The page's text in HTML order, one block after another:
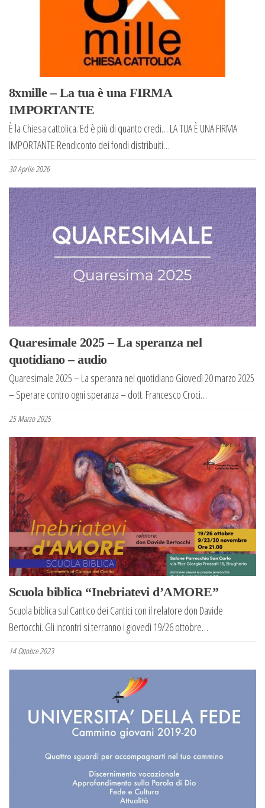
e
8xmille – La tua è una FIRMA
IMPORTANTE
È la Chiesa cattolica. Ed è più di quanto credi… LA TUA È UNA FIRMA
IMPORTANTE Rendiconto dei fondi distribuiti…
30 Aprile 2026
Quaresimale 2025 – La speranza nel
quotidiano – audio
Quaresimale 2025 – La speranza nel quotidiano Giovedì 20 marzo 2025
– Sperare contro ogni speranza – dott. Francesco Croci…
25 Marzo 2025
Scuola biblica “Inebriatevi d’AMORE”
Scuola biblica sul Cantico dei Cantici con il relatore don Davide
Bertocchi. Gli incontri si terranno i giovedì 19/26 ottobre…
14 Ottobre 2023